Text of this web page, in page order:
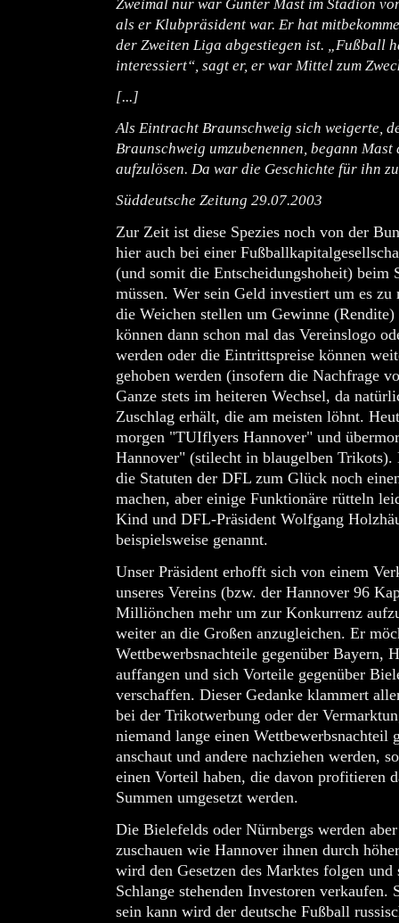
Zweimal nur war Günter Mast im Stadion
als er Klubpräsident war. Er hat
der Zweiten Liga abgestiegen ist. „Fußball
interessiert“, sagt er, er war Mittel zum
[...]
Als Eintracht Braunschweig sich weigerte,
Braunschweig umzubenennen, begann
aufzulösen. Da war die Geschichte für ihn
Süddeutsche Zeitung 29.07.2003
Zur Zeit ist diese Spezies noch von der
hier auch bei einer
(und somit die Entscheidungshoheit) beim
müssen. Wer sein Geld investiert um es
die Weichen stellen um Gewinne
können dann schon mal das Vereinslogo
werden oder die Eintrittspreise können
gehoben werden (insofern die Nachfrage
Ganze stets im heiteren Wechsel, da
Zuschlag erhält, die am meisten löhnt.
morgen "TUIflyers Hannover" und
Hannover" (stilecht in blaugelben Trikots).
die Statuten der DFL zum Glück noch
machen, aber einige Funktionäre rütteln
Kind und DFL-Präsident Wolfgang
beispielsweise genannt.
Unser Präsident erhofft sich von einem
unseres Vereins (bzw. der Hannover 96
Milliönchen mehr um zur Konkurrenz
weiter an die Großen anzugleichen. Er
Wettbewerbsnachteile gegenüber Bayern,
auffangen und sich Vorteile gegenüber
verschaffen. Dieser Gedanke klammert
bei der Trikotwerbung oder der
niemand lange einen Wettbewerbsnachteil
anschaut und andere nachziehen werden,
einen Vorteil haben, die davon profitieren
Summen umgesetzt werden.
Die Bielefelds oder Nürnbergs werden
zuschauen wie Hannover ihnen durch
wird den Gesetzen des Marktes folgen und
Schlange stehenden Investoren verkaufen.
sein kann wird der deutsche Fußball